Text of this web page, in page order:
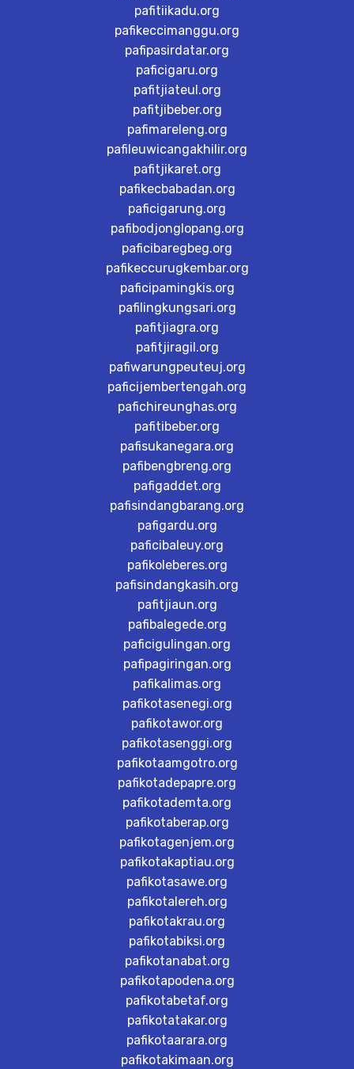
pafitiikadu.org
pafikeccimanggu.org
pafipasirdatar.org
paficigaru.org
pafitjiateul.org
pafitjibeber.org
pafimareleng.org
pafileuwicangakhilir.org
pafitjikaret.org
pafikecbabadan.org
paficigarung.org
pafibodjonglopang.org
paficibaregbeg.org
pafikeccurugkembar.org
paficipamingkis.org
pafilingkungsari.org
pafitjiagra.org
pafitjiragil.org
pafiwarungpeuteuj.org
paficijembertengah.org
pafichireunghas.org
pafitibeber.org
pafisukanegara.org
pafibengbreng.org
pafigaddet.org
pafisindangbarang.org
pafigardu.org
paficibaleuy.org
pafikoleberes.org
pafisindangkasih.org
pafitjiaun.org
pafibalegede.org
paficigulingan.org
pafipagiringan.org
pafikalimas.org
pafikotasenegi.org
pafikotawor.org
pafikotasenggi.org
pafikotaamgotro.org
pafikotadepapre.org
pafikotademta.org
pafikotaberap.org
pafikotagenjem.org
pafikotakaptiau.org
pafikotasawe.org
pafikotalereh.org
pafikotakrau.org
pafikotabiksi.org
pafikotanabat.org
pafikotapodena.org
pafikotabetaf.org
pafikotatakar.org
pafikotaarara.org
pafikotakimaan.org